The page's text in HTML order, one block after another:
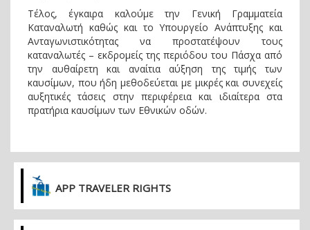
Τέλος, έγκαιρα καλούμε την Γενική Γραμματεία
Καταναλωτή καθώς και το Υπουργείο Ανάπτυξης και
Ανταγωνιστικότητας να προστατέψουν τους
καταναλωτές – εκδρομείς της περιόδου του Πάσχα από
την αυθαίρετη και αναίτια αύξηση της τιμής των
καυσίμων, που ήδη μεθοδεύεται με μικρές και συνεχείς
αυξητικές τάσεις στην περιφέρεια και ιδιαίτερα στα
πρατήρια καυσίμων των Εθνικών οδών.
APP TRAVELER RIGHTS